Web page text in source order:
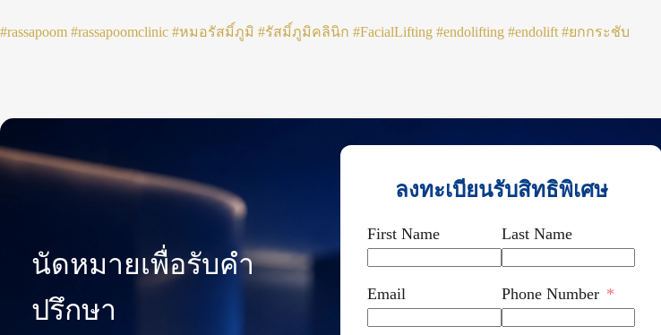
#rassapoom #rassapoomclinic #หมอรัสมิ์ภูมิ #รัสมิ์ภูมิคลินิก #FacialLifting #endolifting #endolift #ยกกระชับ
นัดหมายเพื่อรับคำ
ปรึกษา
ลงทะเบียนรับสิทธิพิเศษ
First Name Last Name
Email Phone Number